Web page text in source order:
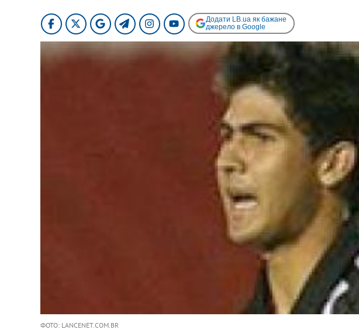
Додати LB.ua як бажане
джерело в Google
ФОТО: LANCENET.COM.BR